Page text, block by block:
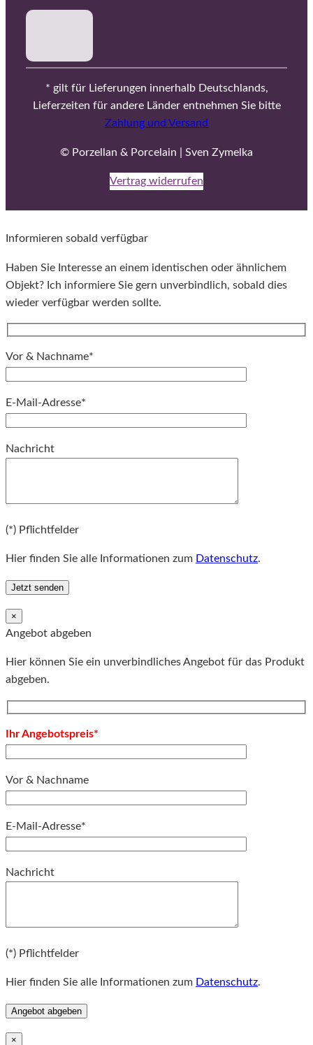
* gilt für Lieferungen innerhalb Deutschlands,
Lieferzeiten für andere Länder entnehmen Sie bitte
Zahlung und Versand
© Porzellan & Porcelain | Sven Zymelka
Vertrag widerrufen
Informieren sobald verfügbar
Haben Sie Interesse an einem identischen oder ähnlichem
Objekt? Ich informiere Sie gern unverbindlich, sobald dies
wieder verfügbar werden sollte.
Vor & Nachname*
E-Mail-Adresse*
Nachricht
(*) Pflichtfelder
Hier finden Sie alle Informationen zum Datenschutz.
×
Angebot abgeben
Hier können Sie ein unverbindliches Angebot für das Produkt
abgeben.
Ihr Angebotspreis*
Vor & Nachname
E-Mail-Adresse*
Nachricht
(*) Pflichtfelder
Hier finden Sie alle Informationen zum Datenschutz.
×